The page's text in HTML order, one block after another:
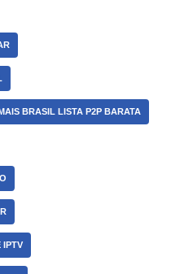
BRASIL LISTA P2P BARATA
IPTV